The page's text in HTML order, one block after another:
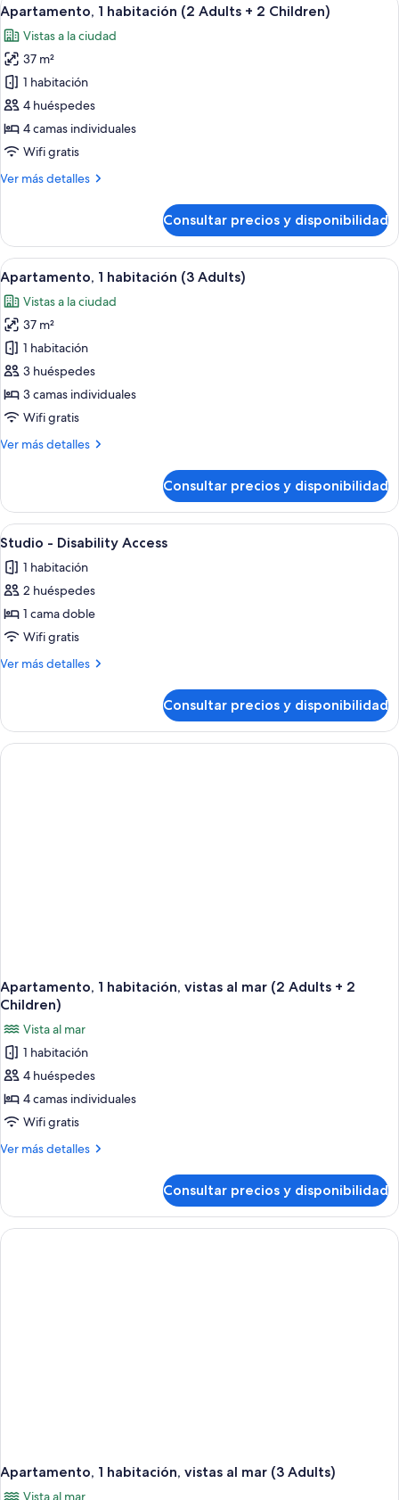
todas
las
fotos
de
Apartamento,
1
habitación
Adults
Children)
13
Apartamento, 1 habitación (2 Adults + 2 Children)
Vistas a la ciudad
37 m²
1 habitación
4 huéspedes
4 camas individuales
Wifi gratis
Ver más detalles
Más
1
habitación
(2
Adults
+
2
Children)
Consultar precios y disponibilidad
Abrir
todas
las
fotos
de
Apartamento,
1
habitación
Adults)
Habitación de hotel con dos camas,
12
Apartamento, 1 habitación (3 Adults)
Vistas a la ciudad
37 m²
1 habitación
3 huéspedes
3 camas individuales
Wifi gratis
Ver más detalles
Más
1
habitación
(3
Consultar precios y disponibilidad
Abrir
todas
las
fotos
de
Studio
-
Habitación de hotel con cama, aire
5
Studio - Disability Access
1 habitación
2 huéspedes
1 cama doble
Wifi gratis
Ver más detalles
Más
-
Disability
Access
Consultar precios y disponibilidad
Apartamento, 1 habitación, vistas al mar (2 Adults + 2
Children)
Vista al mar
1 habitación
4 huéspedes
4 camas individuales
Wifi gratis
Ver más detalles
Más
1
habitación,
vistas
Consultar precios y disponibilidad
Apartamento, 1 habitación, vistas al mar (3 Adults)
Vista al mar